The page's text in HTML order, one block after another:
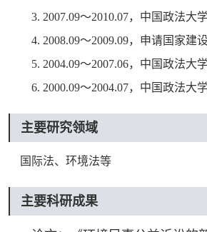
3. 2007.09～2010.07，中国政法
4. 2008.09～2009.09，申请国家
5. 2004.09～2007.06，中国政法
6. 2000.09～2004.07，中国政法大
主要研究领域
国际法、环境法等
主要科研成果